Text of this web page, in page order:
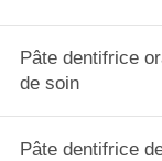
Pâte dentifrice
de soin
Pâte dentifrice